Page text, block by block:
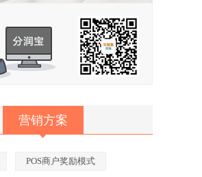
营销方案
POS商户奖励模式